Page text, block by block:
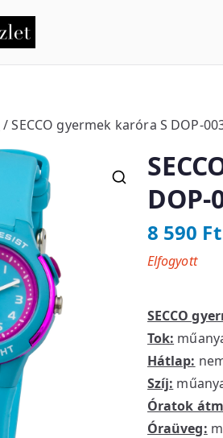
Tempus
/ SECCO gyermek karóra S DOP-
DOP-
8 590 Ft
SECCO
Tok:
Hátlap:
Szíj:
Óratok
Óraüveg:
Elfogyott